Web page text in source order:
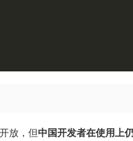
放，但中国开发者在使用上